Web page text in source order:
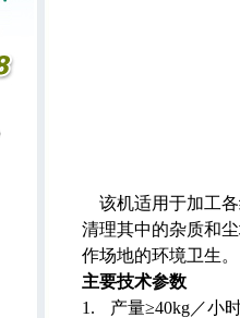
该机适用于加工各
清理其中的杂质和
作场地的环境卫生。
主要技术参数
1.
产量≥40kg／小